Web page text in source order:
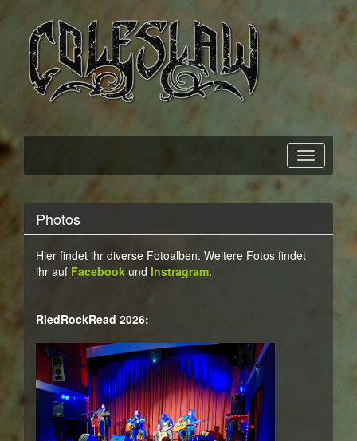
Coleslaw
Photos
Hier findet ihr diverse Fotoalben. Weitere Fotos findet
ihr auf Facebook und Instragram.
RiedRockRead 2026: